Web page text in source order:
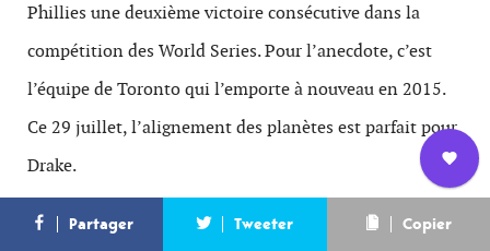
L’équipe
Nous
rejoindre
Newsletter
Phillies une deuxième victoire consécutive dans la
compétition des World Series. Pour l’anecdote, c’est
l’équipe de Toronto qui l’emporte à nouveau en 2015.
Ce 29 juillet, l’alignement des planètes est parfait pour
Drake.
Partager Tweeter Copier